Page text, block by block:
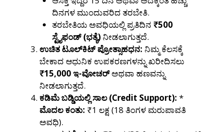
ದಿನಗಳ ಮುಂದುವರಿದ ತರಬೇತಿ.
ತರಬೇತಿಯ ಅವಧಿಯಲ್ಲಿ ಪ್ರತಿದಿನ ₹500
ಸ್ಟೈಫಂಡ್ (ಭತ್ಯೆ)ನೀಡಲಾಗುತ್ತದೆ.
ಉಚಿತ ಟೂಲ್‌ಕಿಟ್ ಪ್ರೋತ್ಸಾಹಧನ: ನಿಮ್ಮ ಕೆಲಸಕ್ಕೆ
ಬೇಕಾದ ಆಧುನಿಕ ಉಪಕರಣಗಳನ್ನು ಖರೀದಿಸಲು
₹15,000 ಇ-ವೋಚರ್ಅಥವಾ ಹಣವನ್ನು
ನೀಡಲಾಗುತ್ತದೆ.
ಕಡಿಮೆ ಬಡ್ಡಿಯಲ್ಲಿ ಸಾಲ (Credit Support): *
ಮೊದಲ ಕಂತು: ₹1 ಲಕ್ಷ (18 ತಿಂಗಳ ಮರುಪಾವತಿ
ಅವಧಿ).